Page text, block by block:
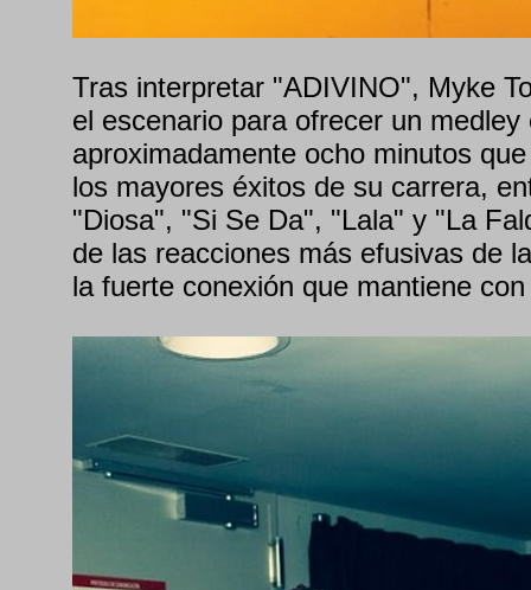
Tras interpretar "ADIVINO", Myke
el escenario para ofrecer un medley
aproximadamente ocho minutos
los mayores éxitos de su carrera,
"Diosa", "Si Se Da", "Lala" y "La
de las reacciones más efusivas de
la fuerte conexión que mantiene